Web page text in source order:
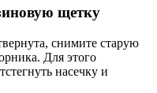
щетку
снимите старую
Для этого
насечку и